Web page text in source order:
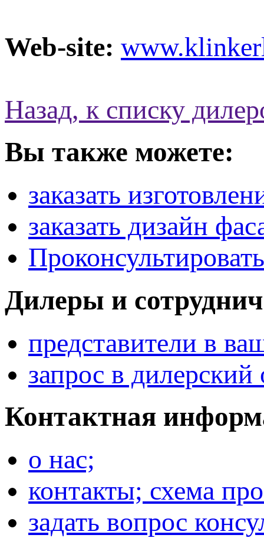
Web-site:
Назад, к списку
Вы также можете:
заказать
заказать дизайн
Дилеры и
представители в
запрос в дилерский
Контактная
о нас;
контакты; схема
задать вопрос